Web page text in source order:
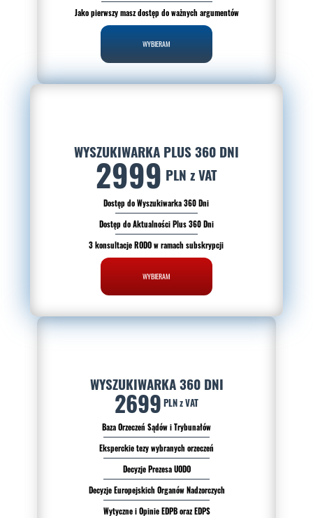
Jako pierwszy masz dostęp do ważnych argumentów
WYBIERAM
WYSZUKIWARKA PLUS 360 DNI
2999 PLN z VAT
Dostęp do Wyszukiwarka 360 Dni
Dostęp do Aktualności Plus 360 Dni
3 konsultacje RODO w ramach subskrypcji
WYBIERAM
WYSZUKIWARKA 360 DNI
2699 PLN z VAT
Baza Orzeczeń Sądów i Trybunałów
Eksperckie tezy wybranych orzeczeń
Decyzje Prezesa UODO
Decyzje Europejskich Organów Nadzorczych
Wytyczne i Opinie EDPB oraz EDPS